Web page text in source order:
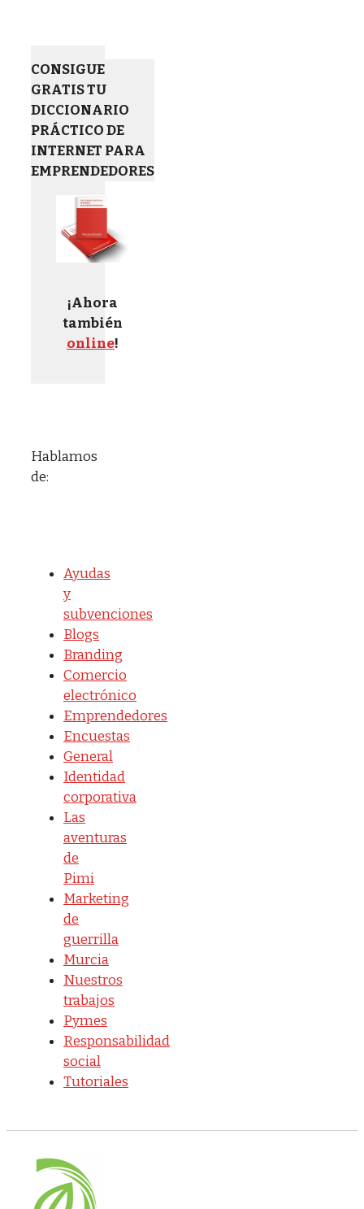
CONSIGUE
GRATIS TU
DICCIONARIO
PRÁCTICO DE
INTERNET PARA
EMPRENDEDORES
¡Ahora
también
online!
Hablamos
de:
Ayudas
y
subvenciones
Blogs
Branding
Comercio
electrónico
Emprendedores
Encuestas
General
Identidad
corporativa
Las
aventuras
de
Pimi
Marketing
de
guerrilla
Murcia
Nuestros
trabajos
Pymes
Responsabilidad
social
Tutoriales